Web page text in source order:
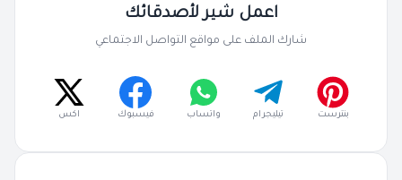
اعمل شير لأصدقائك
شارك الملف على مواقع التواصل الاجتماعي
بنترست تيليجرام واتساب فيسبوك اكس